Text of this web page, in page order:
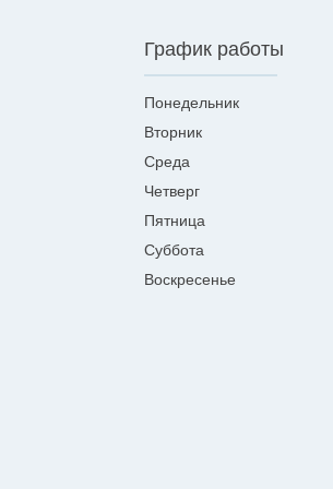
График работы
Понедельник
Вторник
Среда
Четверг
Пятница
Суббота
Воскресенье